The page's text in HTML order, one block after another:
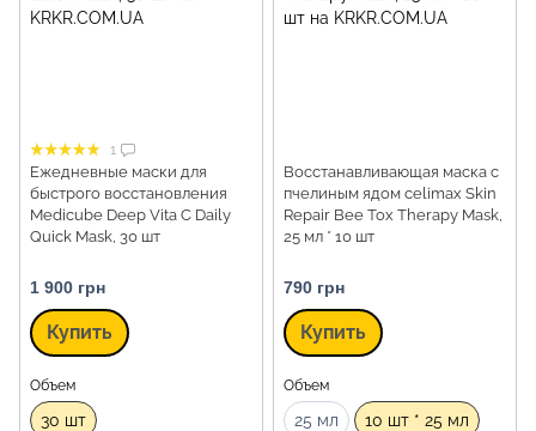
1
Ежедневные маски для
быстрого восстановления
Medicube Deep Vita C Daily
Quick Mask, 30 шт
1 900 грн
Купить
Объем
30 шт
Восстанавливающая маска с
пчелиным ядом celimax Skin
Repair Bee Tox Therapy Mask,
25 мл * 10 шт
790 грн
Купить
Объем
25 мл 10 шт * 25 мл